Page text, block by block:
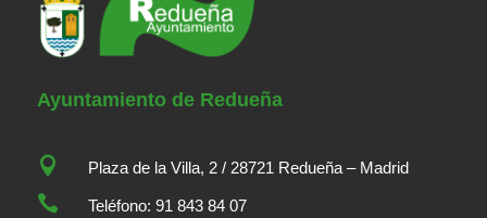
Ayuntamiento de Redueña
 Plaza de la Villa, 2 / 28721 Redueña – Madrid
 Teléfono: 91 843 84 07